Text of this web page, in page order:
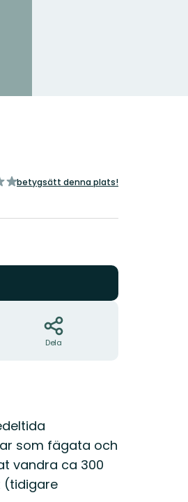
betygsätt denna plats!
Dela
som fägata och
vandra ca 300
(tidigare